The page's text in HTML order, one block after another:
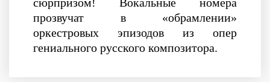
прозвучат в «обрамлении»
оркестровых эпизодов из опер
гениального русского композитора.